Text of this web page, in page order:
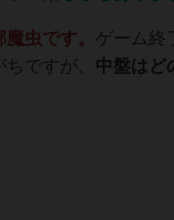
虫です。 ゲーム終
ですが、 中盤はど